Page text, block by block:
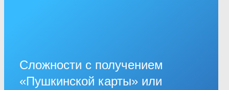
Сложности с получением
«Пушкинской карты» или